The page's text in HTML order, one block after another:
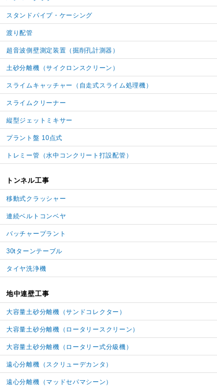
スタンドパイプ・ケーシング
渡り配管
超音波側壁測定装置（掘削孔計測器）
土砂分離機（サイクロンスクリーン）
スライムキャッチャー （自走式スライム処理機）
スライムクリーナー
縦型ジェットミキサー
プラント盤 10点式
トレミー管 （水中コンクリート打設配管）
トンネル工事
移動式クラッシャー
連続ベルトコンベヤ
バッチャープラント
30tターンテーブル
タイヤ洗浄機
地中連壁工事
大容量土砂分離機 （サンドコレクター）
大容量土砂分離機 （ロータリースクリーン）
大容量土砂分離機 （ロータリー式分級機）
遠心分離機（スクリューデカンタ）
遠心分離機（マッドセパマシーン）